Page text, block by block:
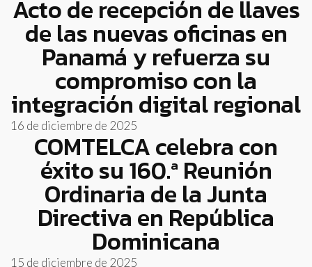
Acto de recepción de llaves
de las nuevas oficinas en
Panamá y refuerza su
compromiso con la
integración digital regional
16 de diciembre de 2025
COMTELCA celebra con
éxito su 160.ª Reunión
Ordinaria de la Junta
Directiva en República
Dominicana
15 de diciembre de 2025